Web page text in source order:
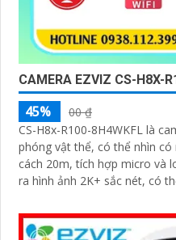
CAMERA EZVIZ CS-H8X-
45%
00 ₫
CS-H8x-R100-8H4WKFL là
phóng vật thể, có thể nhìn
cách 20m, tích hợp micro và
ra hình ảnh 2K+ sắc nét, có